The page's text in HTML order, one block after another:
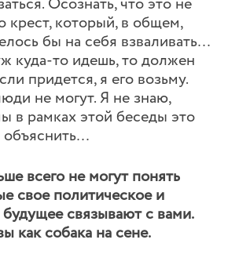
Осознать, что это не
крест, который, в общем,
бы на себя взваливать…
куда-то идешь, то должен
придется, я его возьму.
не могут. Я не знаю,
в рамках этой беседы это
объяснить…
всего не могут понять
свое политическое и
будущее связывают с вами.
как собака на сене.